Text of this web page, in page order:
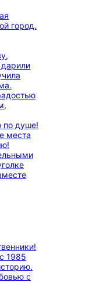
город.
по душе!
места
1985
с